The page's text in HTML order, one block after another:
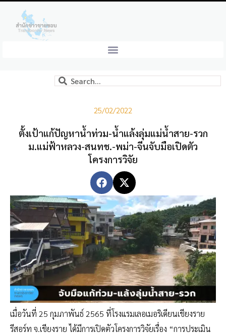
25/02/2022
ตั้งเป้าแก้ปัญหาน้ำท่วม-น้ำแล้งลุ่มแม่น้ำสาย-รวก
ม.แม่ฟ้าหลวง-สนทช.-พม่า-จีนจับมือเปิดตัว
โครงการวิจัย
เมื่อวันที่ 25 กุมภาพันธ์ 2565 ที่โรงแรมเลอเมอริเดียนเชียงราย
รีสอร์ท จ.เชียงราย ได้มีการเปิดตัวโครงการวิจัยเรื่อง “การประเมิน